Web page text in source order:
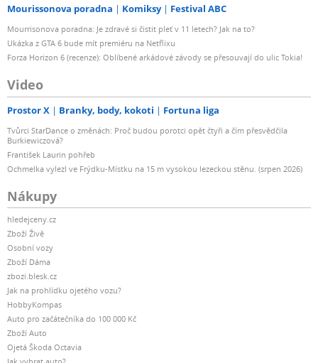
Mourissonova poradna Komiksy Festival ABC
Mourrisonova poradna: Je zdravé si čistit pleť v 11 letech? Jak na to?
Ukázka z GTA 6 bude mít premiéru na Netflixu
Forza Horizon 6 (recenze): Oblíbené arkádové závody se přesouvají do ulic Tokia!
Video
Prostor X Branky, body, kokoti Fortuna liga
Tvůrci StarDance o změnách: Proč budou porotci opět čtyři a čím přesvědčila
Burkiewiczová?
František Laurin pohřeb
Ochmelka vylezl ve Frýdku-Místku na 15 m vysokou lezeckou stěnu. (srpen 2026)
Nákupy
hledejceny.cz
Zboží Živě
Osobní vozy
Zboží Dáma
zbozi.blesk.cz
Jak na prohlídku ojetého vozu?
HobbyKompas
Auto pro začátečníka do 100 000 Kč
Zboží Auto
Ojetá Škoda Octavia